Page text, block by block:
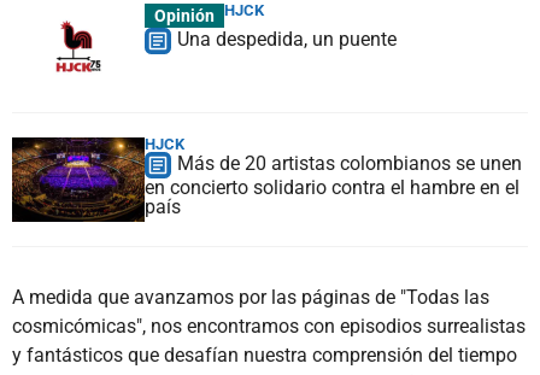
Opinión HJCK
Una despedida, un puente
HJCK
Más de 20 artistas colombianos se unen
en concierto solidario contra el hambre en el
país
A medida que avanzamos por las páginas de "Todas las
cosmicómicas", nos encontramos con episodios surrealistas
y fantásticos que desafían nuestra comprensión del tiempo